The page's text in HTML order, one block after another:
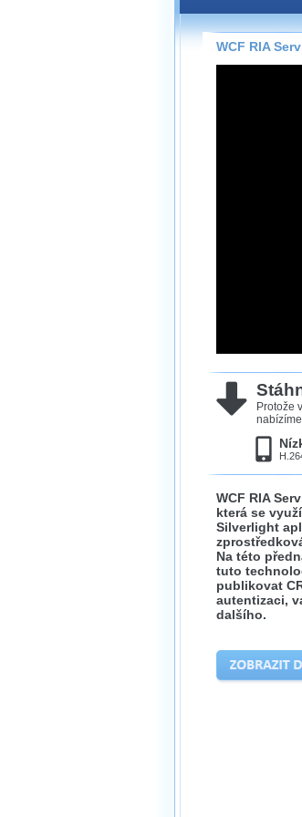
Záznamy
přímo na
Silverlight
WCF RIA
Protože
WCF RIA
která se
Silverlight
Na této
tuto
publikovat
autentizaci,
dalšího.